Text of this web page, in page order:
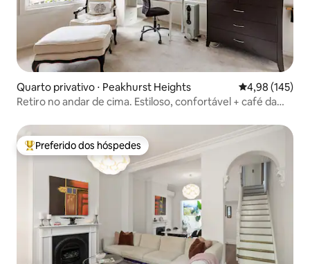
Quarto privativo ⋅ Peakhurst Heights 4,98 de uma
4,98 (145)
Retiro no andar de cima. Estiloso, confortável + café da
Entre os melhores preferidos dos hóspedes
Preferido dos hóspedes